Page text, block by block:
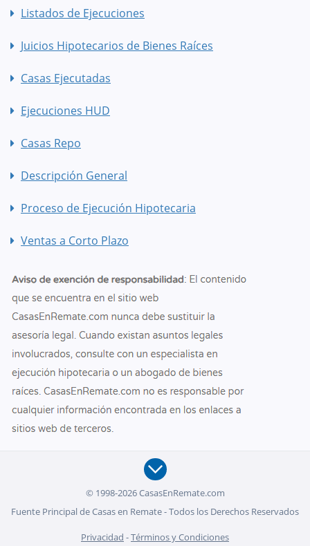
Listados de Ejecuciones
Juicios Hipotecarios de Bienes Raíces
Casas Ejecutadas
Ejecuciones HUD
Casas Repo
Descripción General
Proceso de Ejecución Hipotecaria
Ventas a Corto Plazo
© 1998-2026 CasasEnRemate.com
Fuente Principal de Casas en Remate - Todos los Derechos Reservados
Privacidad -Términos y Condiciones